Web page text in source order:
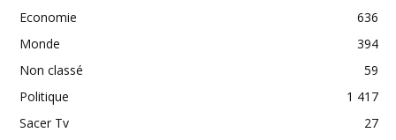
Economie
636
Monde
394
Non classé
59
Politique
1 417
Sacer Tv
27